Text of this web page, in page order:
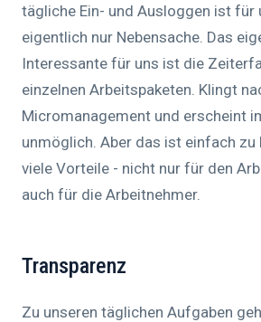
tägliche Ein- und Ausloggen ist für
eigentlich nur Nebensache. Das
Interessante für uns ist die
einzelnen Arbeitspaketen. Klingt
Micromanagement und erscheint
unmöglich. Aber das ist einfach zu
viele Vorteile - nicht nur für den
auch für die Arbeitnehmer.
Transparenz
Zu unseren täglichen Aufgaben